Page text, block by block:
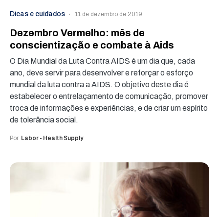
Dicas e cuidados 11 de dezembro de 2019
Dezembro Vermelho: mês de
conscientização e combate à Aids
O Dia Mundial da Luta Contra AIDS é um dia que, cada
ano, deve servir para desenvolver e reforçar o esforço
mundial da luta contra a AIDS. O objetivo deste dia é
estabelecer o entrelaçamento de comunicação, promover
troca de informações e experiências, e de criar um espírito
de tolerância social.
Por Labor - Health Supply